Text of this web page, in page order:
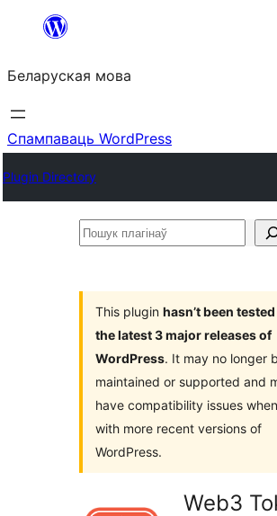
Перайсці
змесціва
Беларуская мова
Спампаваць WordPress
Plugin Directory
Пошук
This plugin hasn’t been
the latest 3 major releases of
WordPress. It may no longer
maintained or supported and
have compatibility issues
with more recent versions of
WordPress.
Web3